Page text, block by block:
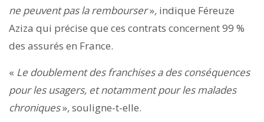
ne peuvent pas la rembourser», indique Féreuze
Aziza qui précise que ces contrats concernent 99 %
des assurés en France.
« Le doublement des franchises a des conséquences
pour les usagers, et notamment pour les malades
chroniques»,souligne-t-elle.